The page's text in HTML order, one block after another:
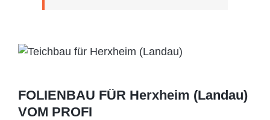
FOLIENBAU FÜR Herxheim (Landau)
VOM PROFI